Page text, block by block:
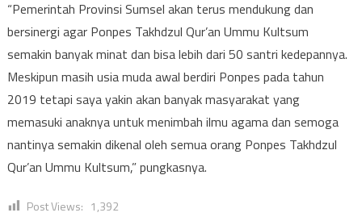
“Pemerintah Provinsi Sumsel akan terus mendukung dan
bersinergi agar Ponpes Takhdzul Qur’an Ummu Kultsum
semakin banyak minat dan bisa lebih dari 50 santri kedepannya.
Meskipun masih usia muda awal berdiri Ponpes pada tahun
2019 tetapi saya yakin akan banyak masyarakat yang
memasuki anaknya untuk menimbah ilmu agama dan semoga
nantinya semakin dikenal oleh semua orang Ponpes Takhdzul
Qur’an Ummu Kultsum,” pungkasnya.
Post Views: 1,392